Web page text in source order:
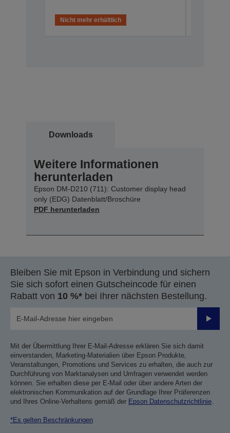
Nicht mehr erhältlich
Downloads
Weitere Informationen
herunterladen
Epson DM-D210 (711): Customer display head
only (EDG) Datenblatt/Broschüre
PDF herunterladen
Bleiben Sie mit Epson in Verbindung und sichern
Sie sich sofort einen Gutscheincode für einen
Rabatt von 10 %* bei Ihrer nächsten Bestellung.
Mit der Übermittlung Ihrer E-Mail-Adresse erklären Sie sich damit
einverstanden, Marketing-Materialien über Epson Produkte,
Veranstaltungen, Promotions und Services zu erhalten, die auch zur
Durchführung von Marktanalysen und Umfragen verwendet werden
können. Sie erhalten diese per E-Mail oder über andere Arten der
elektronischen Kommunikation auf der Grundlage Ihrer Präferenzen
und Ihres Online-Verhaltens gemäß der Epson Datenschutzrichtlinie
*Es gelten Beschränkungen